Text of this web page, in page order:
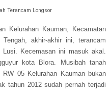
Terancam Longsor
Kelurahan Kauman, Kecamatan
akhir-akhir ini, terancam
Kecemasan ini masuk akal.
kota Blora . Musibah tanah
05 Kelurahan Kauman bukan
tahun 2012 sudah pernah terjadi